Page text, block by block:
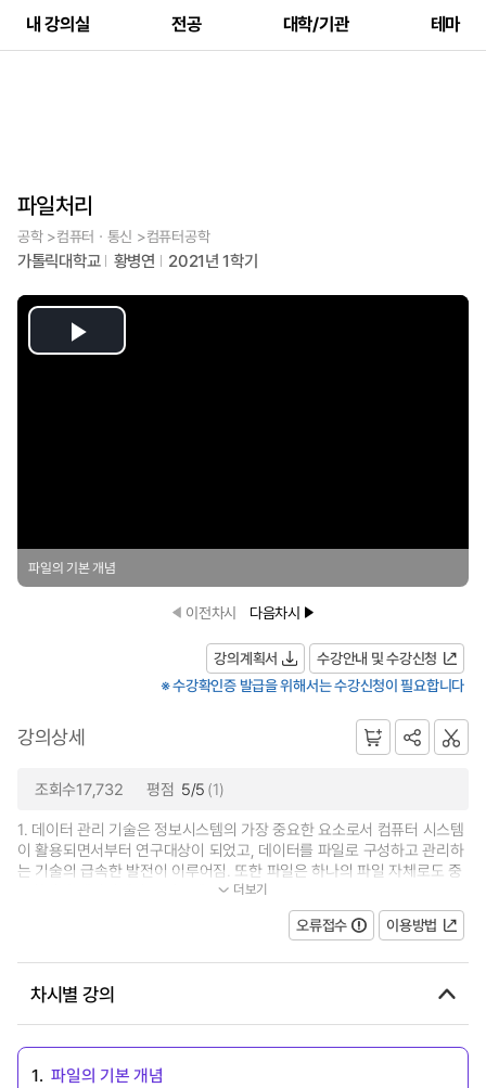
내 강의실 전공 대학/기관 테마
파일처리
공학 >컴퓨터ㆍ통신 >컴퓨터공학
가톨릭대학교 황병연 2021년 1학기
Play
파일의 기본 개념
이전차시 다음차시
강의계획서
수강안내 및 수강신청
※ 수강확인증 발급을 위해서는 수강신청이 필요합니다
강의상세
조회수17,732 평점 5/5 (1)
1. 데이터 관리 기술은 정보시스템의 가장 중요한 요소로서 컴퓨터 시스템
이 활용되면서부터 연구대상이 되었고, 데이터를 파일로 구성하고 관리하
는 기술의 급속한 발전이 이루어짐. 또한 파일은 하나의 파일 자체로도 중
더보기
오류접수 이용방법
차시별 강의
1. 파일의 기본 개념